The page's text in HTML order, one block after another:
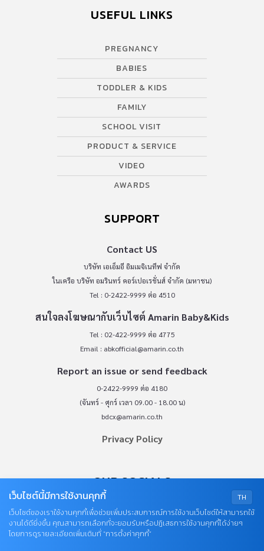
USEFUL LINKS
PREGNANCY
BABIES
TODDLER & KIDS
FAMILY
SCHOOL VISIT
PRODUCT & SERVICE
VIDEO
AWARDS
SUPPORT
Contact US
บริษัท เอเอ็มอี อิมเมจิเนทีฟ จำกัด
ในเครือ บริษัท อมรินทร์ คอร์เปอเรชั่นส์ จำกัด (มหาชน)
Tel : 0-2422-9999 ต่อ 4510
สนใจลงโฆษณากับเว็บไซต์ Amarin Baby&Kids
Tel : 02-422-9999 ต่อ 4775
Email : abkofficial@amarin.co.th
Report an issue or send feedback
0-2422-9999 ต่อ 4180
(จันทร์ - ศุกร์ เวลา 09.00 - 18.00 น)
bdcx@amarin.co.th
Privacy Policy
OUR SOCIALS
TH
เว็บไซต์นี้มีการใช้งานคุกกี้
เว็บไซต์ของเราใช้งานคุกกี้เพื่อช่วยเพิ่มประสบการณ์การใช้งานเว็บไซต์ให้สามารถใช้
งานได้ดียิ่งขึ้น คุณสามารถเลือกที่จะยอมรับหรือปฏิเสธการใช้งานคุกกี้ได้ง่ายๆ
โดยการดูรายละเอียดเพิ่มเติมที่ “การตั้งค่าคุกกี้”